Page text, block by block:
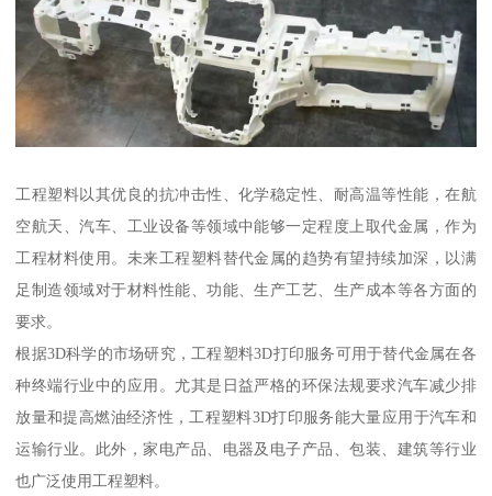
工程塑料以其优良的抗冲击性、化学稳定性、耐高温等性能，在航
空航天、汽车、工业设备等领域中能够一定程度上取代金属，作为
工程材料使用。未来工程塑料替代金属的趋势有望持续加深，以满
足制造领域对于材料性能、功能、生产工艺、生产成本等各方面的
要求。
根据3D科学的市场研究，工程塑料3D打印服务可用于替代金属在各
种终端行业中的应用。尤其是日益严格的环保法规要求汽车减少排
放量和提高燃油经济性，工程塑料3D打印服务能大量应用于汽车和
运输行业。此外，家电产品、电器及电子产品、包装、建筑等行业
也广泛使用工程塑料。